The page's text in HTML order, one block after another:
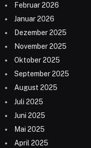
Februar 2026
Januar 2026
Dezember 2025
November 2025
Oktober 2025
September 2025
August 2025
Juli 2025
Juni 2025
Mai 2025
April 2025